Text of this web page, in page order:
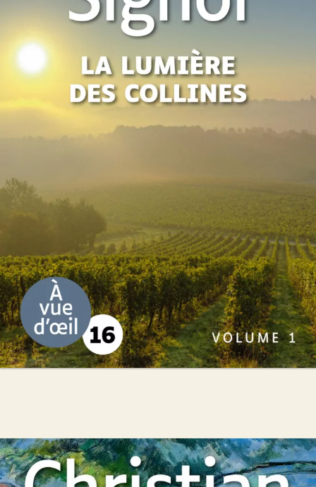
La Lumière des collines
Christian Signol